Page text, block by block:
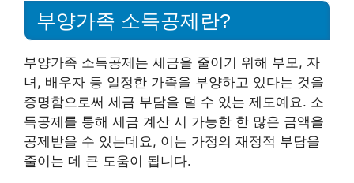
부양가족 소득공제란?
부양가족 소득공제는 세금을 줄이기 위해 부모, 자
녀, 배우자 등 일정한 가족을 부양하고 있다는 것을
증명함으로써 세금 부담을 덜 수 있는 제도예요. 소
득공제를 통해 세금 계산 시 가능한 한 많은 금액을
공제받을 수 있는데요, 이는 가정의 재정적 부담을
줄이는 데 큰 도움이 됩니다.